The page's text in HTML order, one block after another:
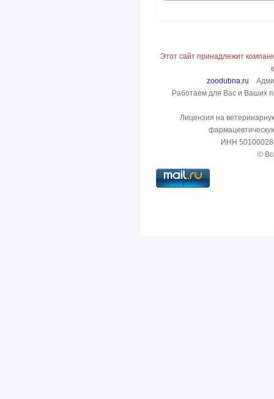
Этот сайт принадлежит
zoodubna.ru
Работаем для Вас и Ваших
Лицензия на
ИНН
©